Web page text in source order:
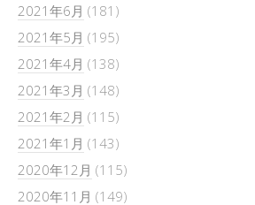
2021年6月 (181)
2021年5月 (195)
2021年4月 (138)
2021年3月 (148)
2021年2月 (115)
2021年1月 (143)
2020年12月 (115)
2020年11月 (149)